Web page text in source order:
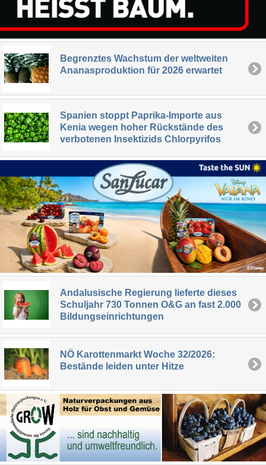
Begrenztes Wachstum der weltweiten
Ananasproduktion für 2026 erwartet
Spanien stoppt Paprika-Importe aus
Kenia wegen hoher Rückstände des
verbotenen Insektizids Chlorpyrifos
Andalusische Regierung lieferte dieses
Schuljahr 730 Tonnen O&G an fast 2.000
Bildungseinrichtungen
NÖ Karottenmarkt Woche 32/2026:
Bestände leiden unter Hitze